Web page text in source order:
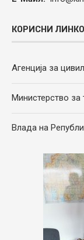
КОРИСНИ
Агенција за
Министерство за
Влада на